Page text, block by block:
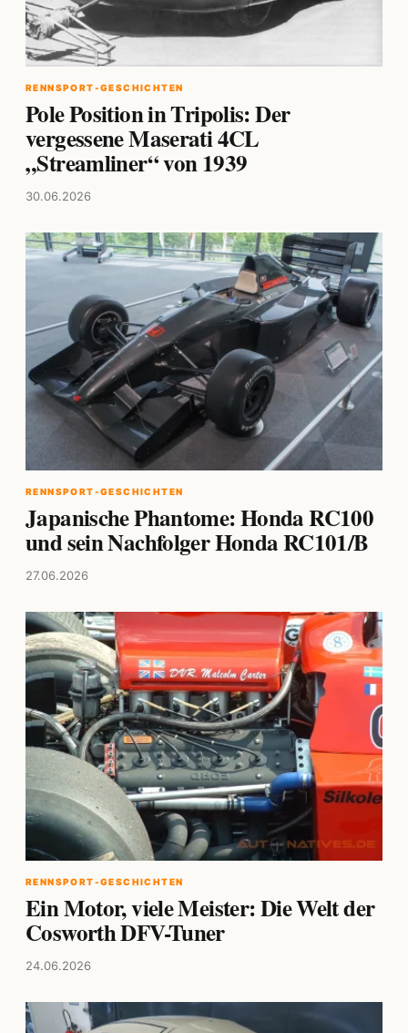
RENNSPORT-GESCHICHTEN
Pole Position in Tripolis: Der
vergessene Maserati 4CL
„Streamliner“ von 1939
30.06.2026
RENNSPORT-GESCHICHTEN
Japanische Phantome: Honda RC100
und sein Nachfolger Honda RC101/B
27.06.2026
RENNSPORT-GESCHICHTEN
Ein Motor, viele Meister: Die Welt der
Cosworth DFV-Tuner
24.06.2026